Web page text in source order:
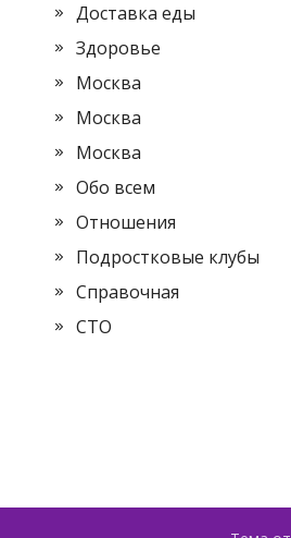
Доставка еды
Здоровье
Москва
Москва
Москва
Обо всем
Отношения
Подростковые клубы
Справочная
СТО